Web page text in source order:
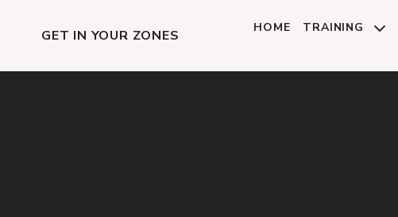
GET IN YOUR ZONES HOME TRAINING